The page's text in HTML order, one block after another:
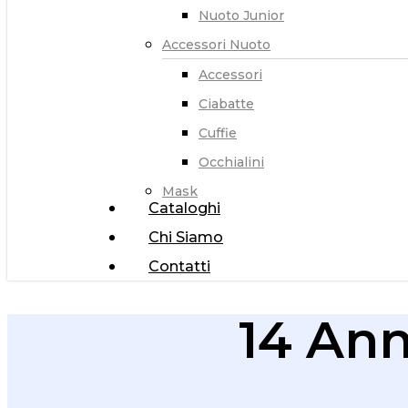
Nuoto Junior
Accessori Nuoto
Accessori
Ciabatte
Cuffie
Occhialini
Mask
Cataloghi
Chi Siamo
Contatti
14